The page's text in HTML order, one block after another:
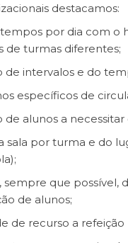
destacamos:
por dia com o
de turmas diferentes;
de intervalos e do
específicos de
alunos a
sala por turma e do
sempre que possível,
de alunos;
de recurso a